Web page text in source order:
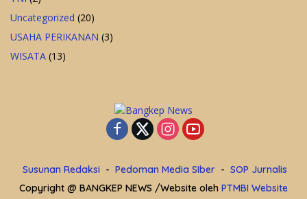
Uncategorized (20)
USAHA PERIKANAN (3)
WISATA (13)
Susunan Redaksi Pedoman Media SIber
SOP Jurnalis
Copyright @ BANGKEP NEWS /Website oleh PTMBI Website